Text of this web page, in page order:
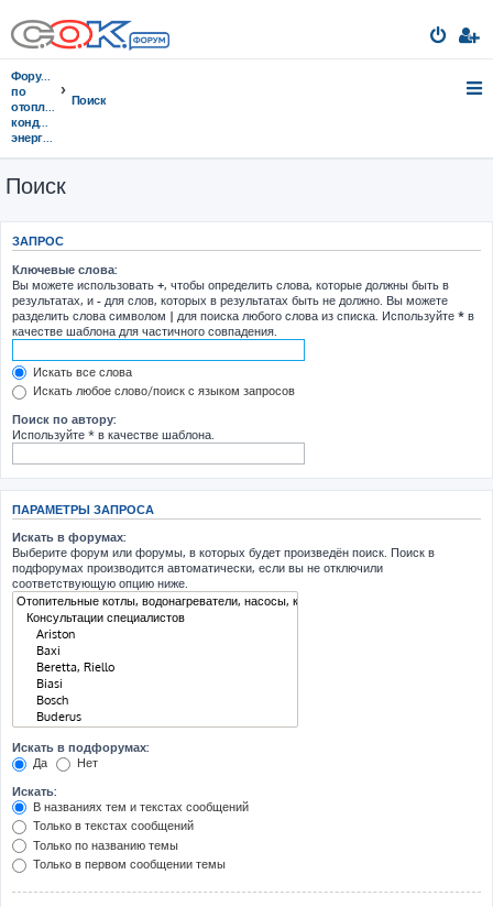
Форумы
по
отоплению,
кондиционированию,
энергосбережению
Поиск
Поиск
ЗАПРОС
Ключевые слова:
Вы можете использовать +, чтобы определить слова, которые должны быть в
результатах, и - для слов, которых в результатах быть не должно. Вы можете
разделить слова символом | для поиска любого слова из списка. Используйте * в
качестве шаблона для частичного совпадения.
Искать все слова
Искать любое слово/поиск с языком запросов
Поиск по автору:
Используйте * в качестве шаблона.
ПАРАМЕТРЫ ЗАПРОСА
Искать в форумах:
Выберите форум или форумы, в которых будет произведён поиск. Поиск в
подфорумах производится автоматически, если вы не отключили
соответствующую опцию ниже.
Искать в подфорумах:
Да
Нет
Искать:
В названиях тем и текстах сообщений
Только в текстах сообщений
Только по названию темы
Только в первом сообщении темы